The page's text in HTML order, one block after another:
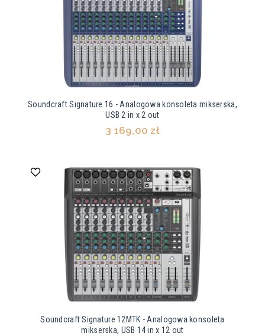
Soundcraft Signature 16 - Analogowa konsoleta mikserska,
USB 2 in x 2 out
3 169,00 zł
Soundcraft Signature 12MTK - Analogowa konsoleta
mikserska, USB 14 in x 12 out